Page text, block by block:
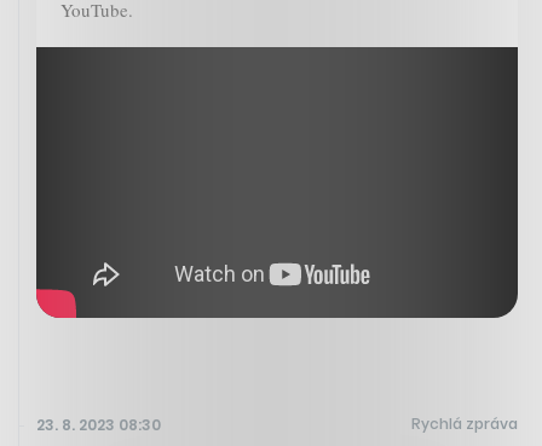
YouTube.
23. 8. 2023 08:30 Rychlá zpráva